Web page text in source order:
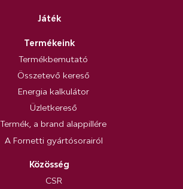
Játék
Termékeink
Termékbemutató
Összetevő kereső
Energia kalkulátor
Üzletkereső
Termék, a brand alappillére
A Fornetti gyártósorairól
Közösség
CSR